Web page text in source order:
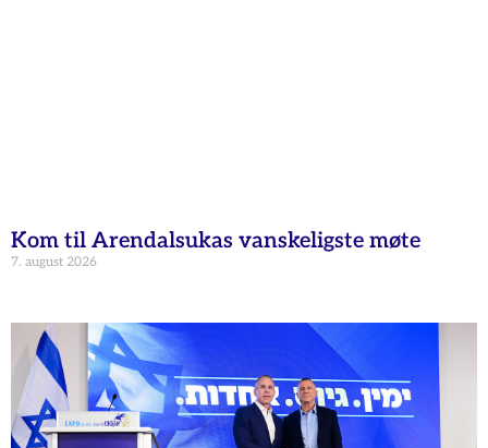
Kom til Arendalsukas vanskeligste møte
7. august 2026